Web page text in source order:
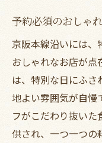
予約必須のおしゃ
京阪本線沿いには、
おしゃれなお店が点
は、特別な日にふさ
地よい雰囲気が自慢
フがこだわり抜いた
供され、一つ一つの